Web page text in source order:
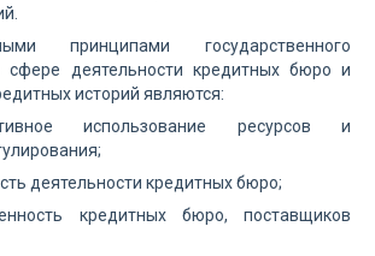
принципами государственного
сфере деятельности кредитных бюро и
историй являются:
использование ресурсов и
деятельности кредитных бюро;
кредитных бюро, поставщиков